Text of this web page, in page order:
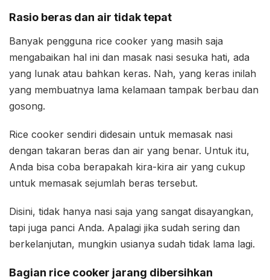
Rasio beras dan air tidak tepat
Banyak pengguna rice cooker yang masih saja
mengabaikan hal ini dan masak nasi sesuka hati, ada
yang lunak atau bahkan keras. Nah, yang keras inilah
yang membuatnya lama kelamaan tampak berbau dan
gosong.
Rice cooker sendiri didesain untuk memasak nasi
dengan takaran beras dan air yang benar. Untuk itu,
Anda bisa coba berapakah kira-kira air yang cukup
untuk memasak sejumlah beras tersebut.
Disini, tidak hanya nasi saja yang sangat disayangkan,
tapi juga panci Anda. Apalagi jika sudah sering dan
berkelanjutan, mungkin usianya sudah tidak lama lagi.
Bagian rice cooker jarang dibersihkan